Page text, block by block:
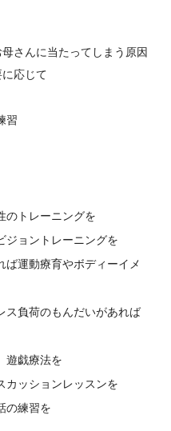
さんに当たってしまう原因
応じて
習
のトレーニングを
ジョントレーニングを
ば運動療育やボディーイメ
ス負荷のもんだいがあれば
遊戯療法を
カッションレッスンを
の練習を